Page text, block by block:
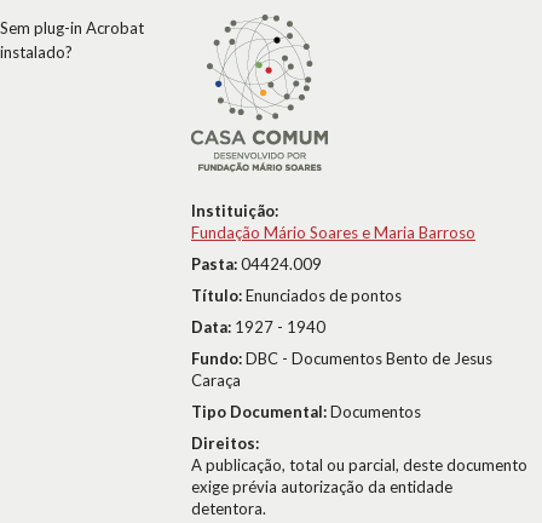
Instituição:
Fundação Mário Soares e Maria Barroso
Pasta:04424.009
Título:Enunciados de pontos
Data: 1927 - 1940
Fundo:DBC - Documentos Bento de Jesus
Caraça
Tipo Documental:Documentos
Direitos:
A publicação, total ou parcial, deste documento
exige prévia autorização da entidade
detentora.
Sem plug-in Acrobat
instalado?